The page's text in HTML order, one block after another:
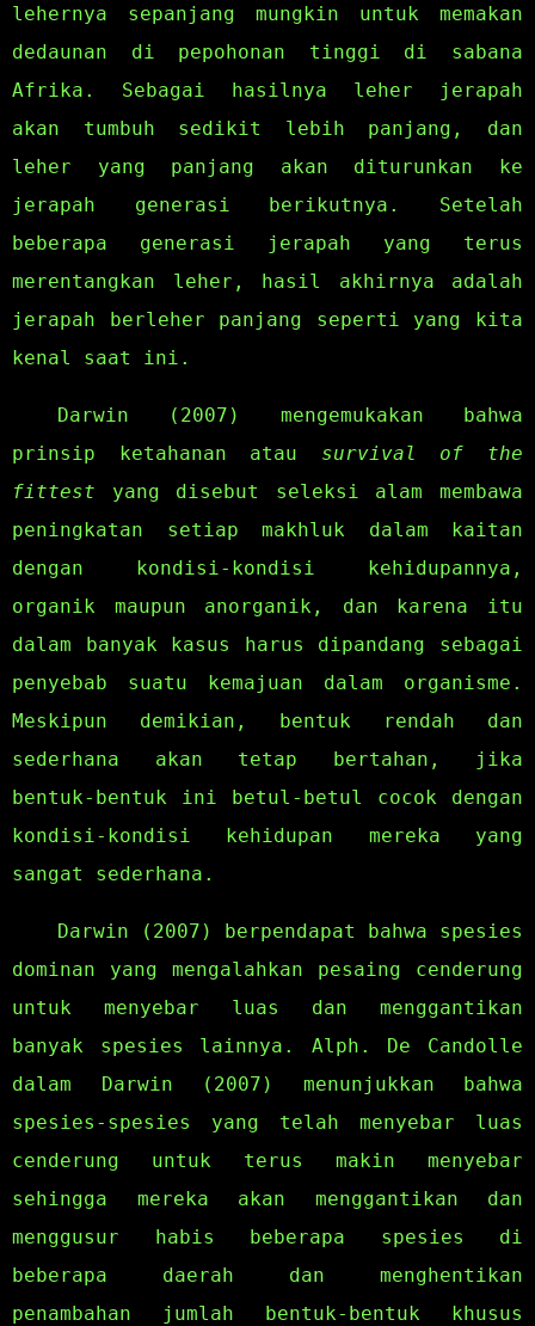
lehernya sepanjang mungkin untuk memakan
dedaunan di pepohonan tinggi di sabana
Afrika. Sebagai hasilnya leher jerapah
akan tumbuh sedikit lebih panjang, dan
leher yang panjang akan diturunkan ke
jerapah generasi berikutnya. Setelah
beberapa generasi jerapah yang terus
merentangkan leher, hasil akhirnya adalah
jerapah berleher panjang seperti yang kita
kenal saat ini.
Darwin (2007) mengemukakan bahwa
prinsip ketahanan atau survival of the
fittest yang disebut seleksi alam membawa
peningkatan setiap makhluk dalam kaitan
dengan kondisi-kondisi kehidupannya,
organik maupun anorganik, dan karena itu
dalam banyak kasus harus dipandang sebagai
penyebab suatu kemajuan dalam organisme.
Meskipun demikian, bentuk rendah dan
sederhana akan tetap bertahan, jika
bentuk-bentuk ini betul-betul cocok dengan
kondisi-kondisi kehidupan mereka yang
sangat sederhana.
Darwin (2007) berpendapat bahwa spesies
dominan yang mengalahkan pesaing cenderung
untuk menyebar luas dan menggantikan
banyak spesies lainnya. Alph. De Candolle
dalam Darwin (2007) menunjukkan bahwa
spesies-spesies yang telah menyebar luas
cenderung untuk terus makin menyebar
sehingga mereka akan menggantikan dan
menggusur habis beberapa spesies di
beberapa daerah dan menghentikan
penambahan jumlah bentuk-bentuk khusus